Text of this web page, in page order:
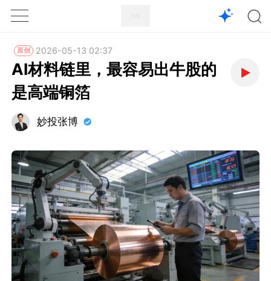
1X
原创 2026-05-13 02:37
AI材料链里，最容易出牛股的
是高端铜箔
妙投张博